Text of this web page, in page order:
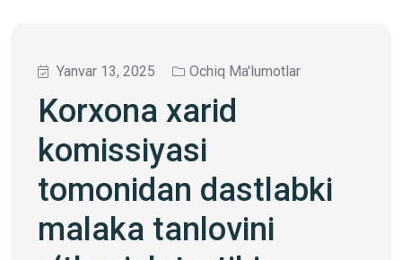
Yanvar 13, 2025 Ochiq Ma'lumotlar
Korxona xarid
komissiyasi
tomonidan dastlabki
malaka tanlovini